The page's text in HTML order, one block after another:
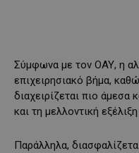
Σύμφωνα με τον ΟΑΥ, η
επιχειρησιακό βήμα,
διαχειρίζεται πιο άμεσα
και τη μελλοντική
Παράλληλα,